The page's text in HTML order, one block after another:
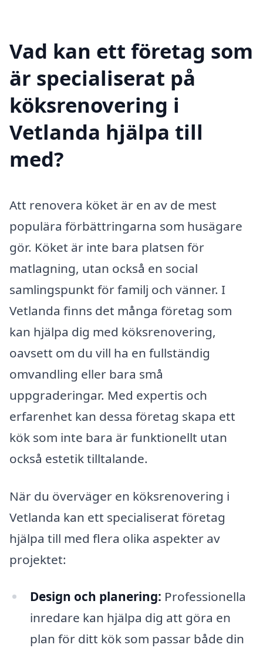
Vad kan ett företag som
är specialiserat på
köksrenovering i
Vetlanda hjälpa till
med?
Att renovera köket är en av de mest
populära förbättringarna som husägare
gör. Köket är inte bara platsen för
matlagning, utan också en social
samlingspunkt för familj och vänner. I
Vetlanda finns det många företag som
kan hjälpa dig med köksrenovering,
oavsett om du vill ha en fullständig
omvandling eller bara små
uppgraderingar. Med expertis och
erfarenhet kan dessa företag skapa ett
kök som inte bara är funktionellt utan
också estetik tilltalande.
När du överväger en köksrenovering i
Vetlanda kan ett specialiserat företag
hjälpa till med flera olika aspekter av
projektet:
Design och planering: Professionella
inredare kan hjälpa dig att göra en
plan för ditt kök som passar både din